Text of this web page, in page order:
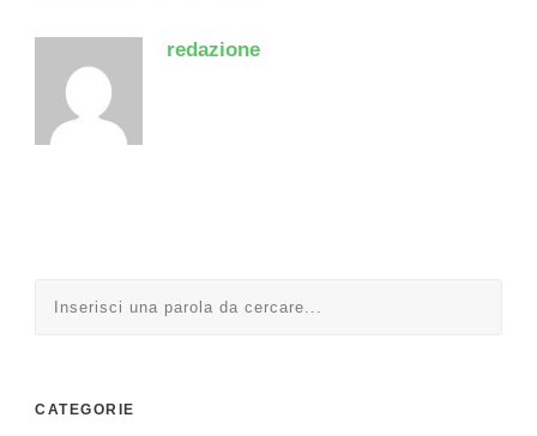
redazione
CATEGORIE